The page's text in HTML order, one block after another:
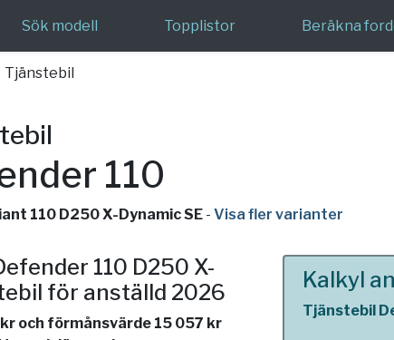
Sök modell Topplistor Beräkna
Tjänstebil
110
110 D250 X-Dynamic SE - Visa fler varianter
110 D250 X-
för anställd 2026
och förmånsvärde 15 057 kr
Kalkyl
Tjänstebil